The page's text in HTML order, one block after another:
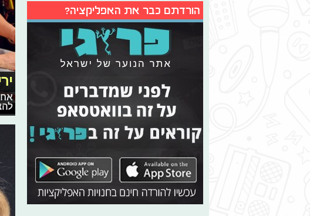
הורדתם כבר את האפליקציה?